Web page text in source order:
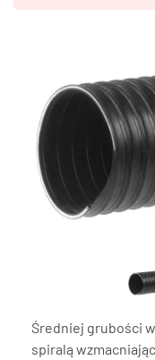
Średniej grubości
spiralą